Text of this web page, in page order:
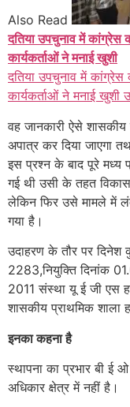
Also Read
दतिया उपचुनाव में कांग्रेस
कार्यकर्ताओं ने मनाई खुशी
दतिया उपचुनाव में कांग्रेस
कार्यकर्ताओं ने मनाई खुशी
वह जानकारी ऐसे
अपात्र कर दिया जाएगा
इस प्रश्न के बाद पूरे मध्य
गई थी उसी के तहत
लेकिन फिर उसे मामले में
गया है।
उदाहरण के तौर पर दिनेश
2283,नियुक्ति दिनांक
2011 संस्था यू ई जी एस
शासकीय प्राथमिक शाला
इनका कहना है
स्थापना का प्रभार बी ई
अधिकार क्षेत्र में नहीं है।